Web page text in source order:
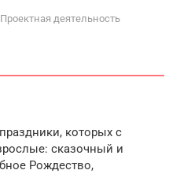
Проектная деятельность
которых с
сказочный и
Рождество,